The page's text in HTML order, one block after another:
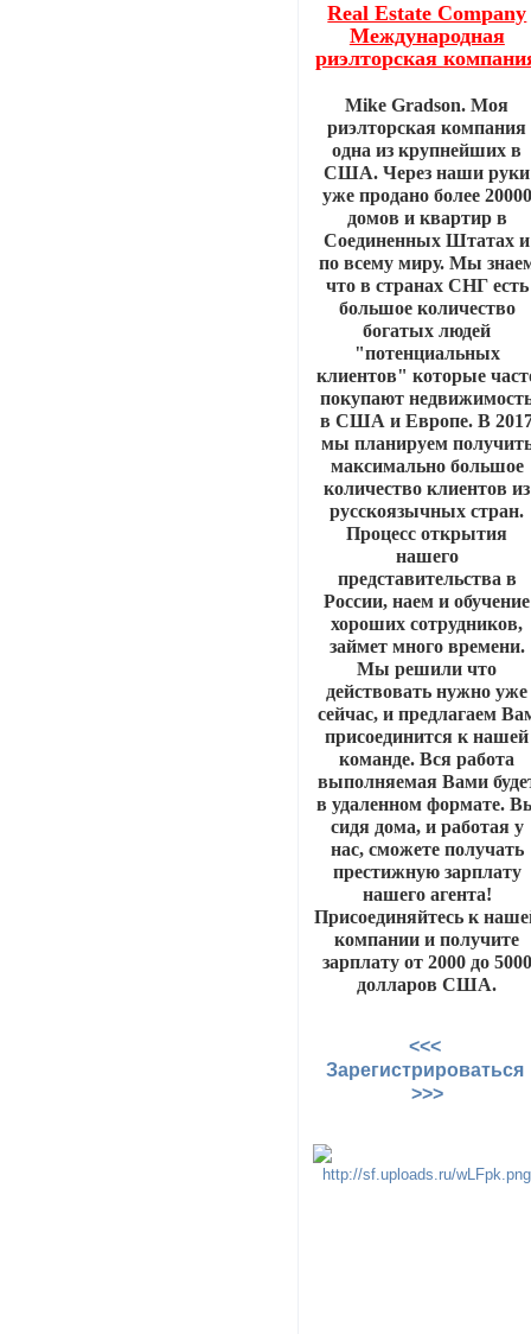
Real Estate Company
Международная
риэлторская
Mike Gradson. Моя
риэлторская компания
одна из крупнейших в
США. Через наши руки
уже продано более 20000
домов и квартир в
Соединенных Штатах и
по всему миру. Мы
что в странах СНГ есть
большое количество
богатых людей
"потенциальных
клиентов" которые
покупают
в США и Европе. В
мы планируем
максимально большое
количество клиентов из
русскоязычных стран.
Процесс открытия
нашего
представительства в
России, наем и обучение
хороших сотрудников,
займет много времени.
Мы решили что
действовать нужно уже
сейчас, и предлагаем
присоединится к нашей
команде. Вся работа
выполняемая Вами
в удаленном формате.
сидя дома, и работая у
нас, сможете получать
престижную зарплату
нашего агента!
Присоединяйтесь к
компании и получите
зарплату от 2000 до 5000
долларов США.
<<<
Зарегистрироваться
>>>